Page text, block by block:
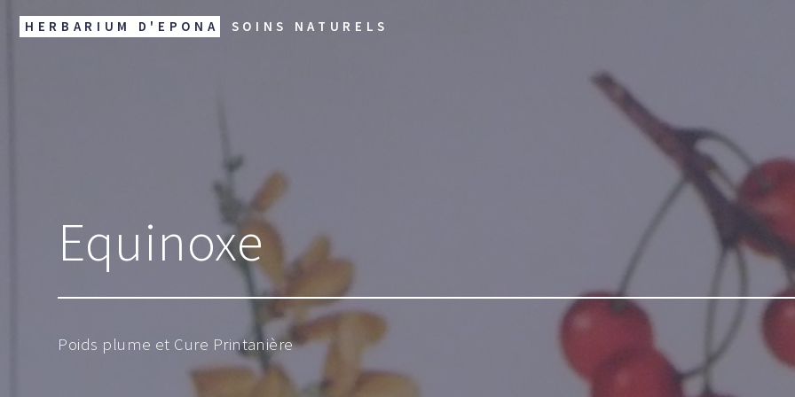
HERBARIUM D'EPONA SOINS NATURELS
Equinoxe
Poids plume et Cure Printanière